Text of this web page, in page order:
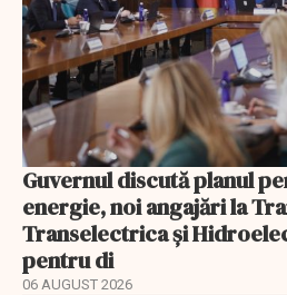
Guvernul discută planul
energie, noi angajări la
Transelectrica și
pentru di
06 AUGUST 2026